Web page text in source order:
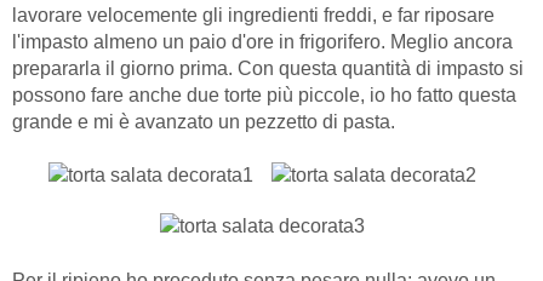
lavorare velocemente gli ingredienti freddi, e far riposare
l'impasto almeno un paio d'ore in frigorifero. Meglio ancora
prepararla il giorno prima. Con questa quantità di impasto si
possono fare anche due torte più piccole, io ho fatto questa
grande e mi è avanzato un pezzetto di pasta.